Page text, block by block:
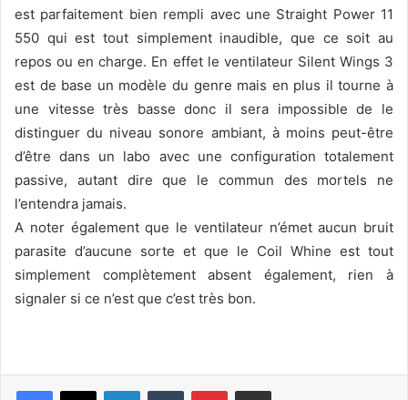
est parfaitement bien rempli avec une Straight Power 11
550 qui est tout simplement inaudible, que ce soit au
repos ou en charge. En effet le ventilateur Silent Wings 3
est de base un modèle du genre mais en plus il tourne à
une vitesse très basse donc il sera impossible de le
distinguer du niveau sonore ambiant, à moins peut-être
d’être dans un labo avec une configuration totalement
passive, autant dire que le commun des mortels ne
l’entendra jamais.
A noter également que le ventilateur n’émet aucun bruit
parasite d’aucune sorte et que le Coil Whine est tout
simplement complètement absent également, rien à
signaler si ce n’est que c’est très bon.